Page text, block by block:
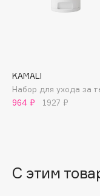
Banderas
Basicare
Beautyblades
НОВИНКА
KAMALI
Набор для ухода за
964 ₽
1927 ₽
С этим